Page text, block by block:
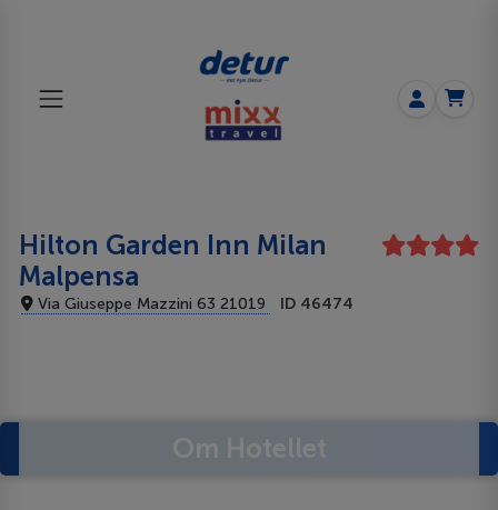
Hilton Garden Inn Milan
Malpensa
Via Giuseppe Mazzini 63 21019 ID 46474